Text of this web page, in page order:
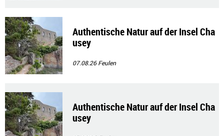
Authentische Natur auf der Insel Cha
usey
07.08.26Feulen
Authentische Natur auf der Insel Cha
usey